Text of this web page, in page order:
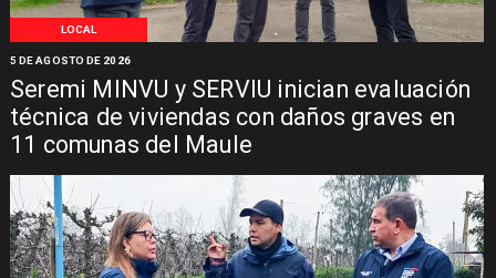
LOCAL
Seremi MINVU y SERVIU inician evaluación
técnica de viviendas con daños graves en
11 comunas del Maule
5 DE AGOSTO DE 2026